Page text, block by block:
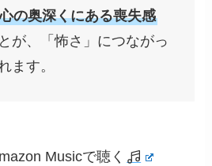
心の奥深くにある喪失感
が、「怖さ」につながっ
ます。
Musicで聴く